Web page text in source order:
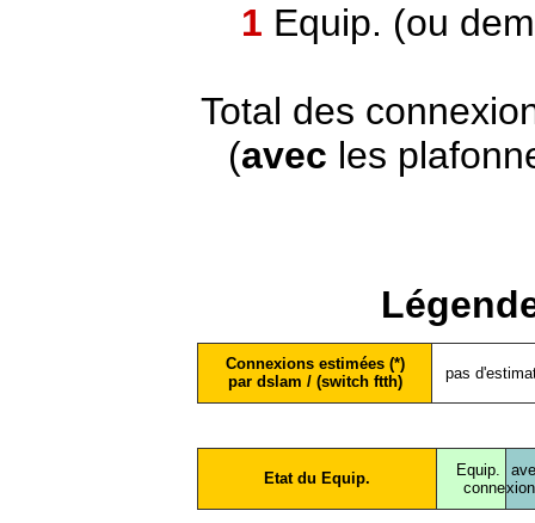
1 Equip. (ou
Total des
(avec les
Connexions estimées (*)
par dslam / (switch ftth)
pas
Etat du Equip.
Equip.
conne